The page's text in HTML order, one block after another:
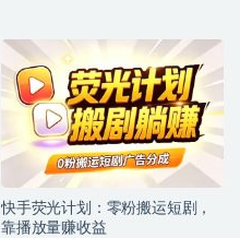
快手荧光计划：零粉搬运短剧，
靠播放量赚收益